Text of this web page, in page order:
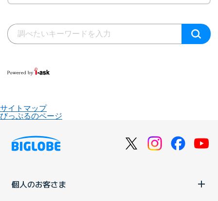
サイトマップ
びっぷるのページ
個人のお客さま